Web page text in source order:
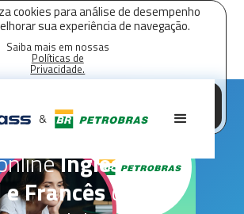
cookies para análise de desempenho
sua experiência de navegação.
Saiba mais em nossas
Políticas de
Privacidade.
Aceitar todos os cookies
& Petrobras
Inglês,
Francêscom